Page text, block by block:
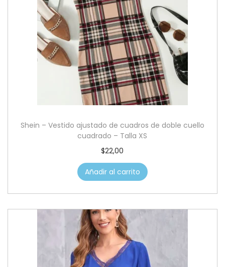
Shein – Vestido ajustado de cuadros de doble cuello
cuadrado – Talla XS
$22,00
Añadir al carrito